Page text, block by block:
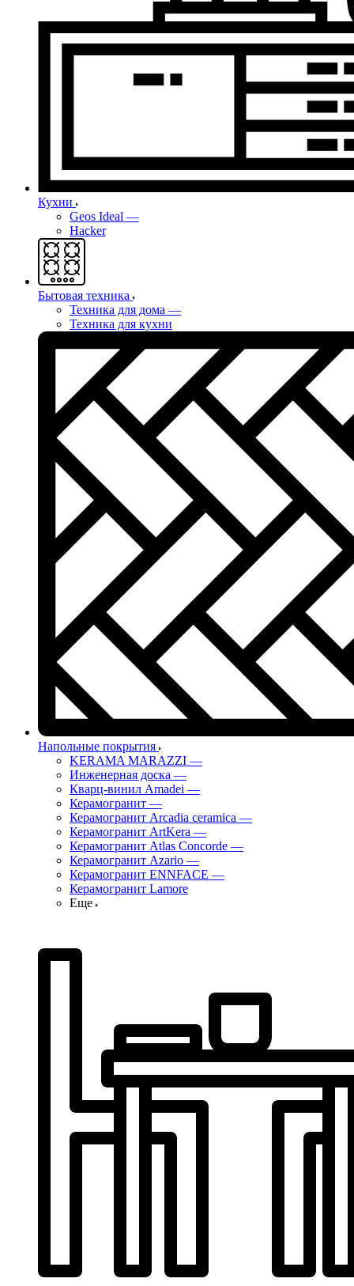
Кухни
Geos Ideal —
Hacker
Бытовая техника
Техника для дома —
Техника для кухни
Напольные покрытия
KERAMA MARAZZI —
Инженерная доска —
Кварц-винил Amadei —
Керамогранит —
Керамогранит Arcadia ceramica —
Керамогранит ArtKera —
Керамогранит Atlas Concorde —
Керамогранит Azario —
Керамогранит ENNFACE —
Керамогранит Lamore
Еще